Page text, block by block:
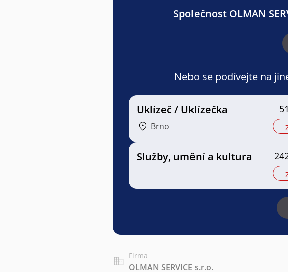
Společnost OLMAN
Nebo se podívejte na
Uklízeč / Uklízečka
Brno
Služby, umění a kultura
Firma
OLMAN SERVICE s.r.o.